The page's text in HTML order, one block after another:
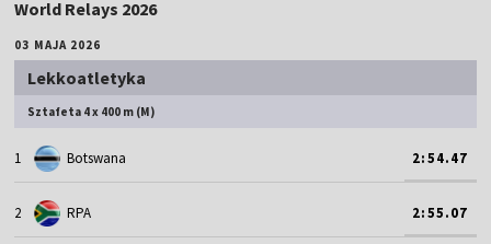
World Relays 2026
03 MAJA 2026
Lekkoatletyka
Sztafeta 4 x 400 m (M)
1 Botswana 2:54.47
2 RPA 2:55.07